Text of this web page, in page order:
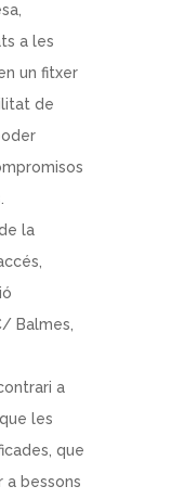
a les
un fitxer
de
la
Balmes,
a
les
que
a bessons